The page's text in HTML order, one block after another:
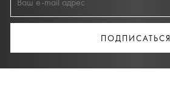
ПОДПИСАТЬСЯ